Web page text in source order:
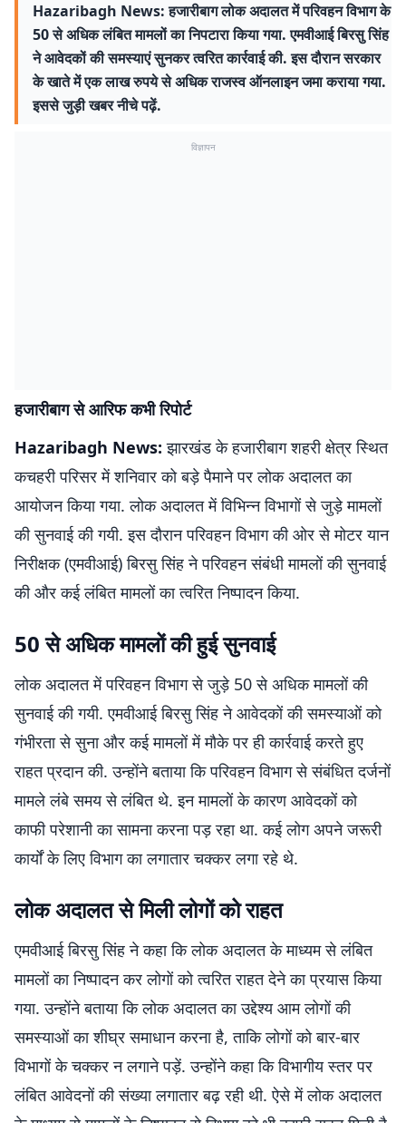
Hazaribagh News: हजारीबाग लोक अदालत में परिवहन विभाग के
50 से अधिक लंबित मामलों का निपटारा किया गया. एमवीआई बिरसु सिंह
ने आवेदकों की समस्याएं सुनकर त्वरित कार्रवाई की. इस दौरान सरकार
के खाते में एक लाख रुपये से अधिक राजस्व ऑनलाइन जमा कराया गया.
इससे जुड़ी खबर नीचे पढ़ें.
विज्ञापन
हजारीबाग से आरिफ कभी रिपोर्ट
Hazaribagh News: झारखंड के हजारीबाग शहरी क्षेत्र स्थित
कचहरी परिसर में शनिवार को बड़े पैमाने पर लोक अदालत का
आयोजन किया गया. लोक अदालत में विभिन्न विभागों से जुड़े मामलों
की सुनवाई की गयी. इस दौरान परिवहन विभाग की ओर से मोटर यान
निरीक्षक (एमवीआई) बिरसु सिंह ने परिवहन संबंधी मामलों की सुनवाई
की और कई लंबित मामलों का त्वरित निष्पादन किया.
50 से अधिक मामलों की हुई सुनवाई
लोक अदालत में परिवहन विभाग से जुड़े 50 से अधिक मामलों की
सुनवाई की गयी. एमवीआई बिरसु सिंह ने आवेदकों की समस्याओं को
गंभीरता से सुना और कई मामलों में मौके पर ही कार्रवाई करते हुए
राहत प्रदान की. उन्होंने बताया कि परिवहन विभाग से संबंधित दर्जनों
मामले लंबे समय से लंबित थे. इन मामलों के कारण आवेदकों को
काफी परेशानी का सामना करना पड़ रहा था. कई लोग अपने जरूरी
कार्यों के लिए विभाग का लगातार चक्कर लगा रहे थे.
लोक अदालत से मिली लोगों को राहत
एमवीआई बिरसु सिंह ने कहा कि लोक अदालत के माध्यम से लंबित
मामलों का निष्पादन कर लोगों को त्वरित राहत देने का प्रयास किया
गया. उन्होंने बताया कि लोक अदालत का उद्देश्य आम लोगों की
समस्याओं का शीघ्र समाधान करना है, ताकि लोगों को बार-बार
विभागों के चक्कर न लगाने पड़ें. उन्होंने कहा कि विभागीय स्तर पर
लंबित आवेदनों की संख्या लगातार बढ़ रही थी. ऐसे में लोक अदालत